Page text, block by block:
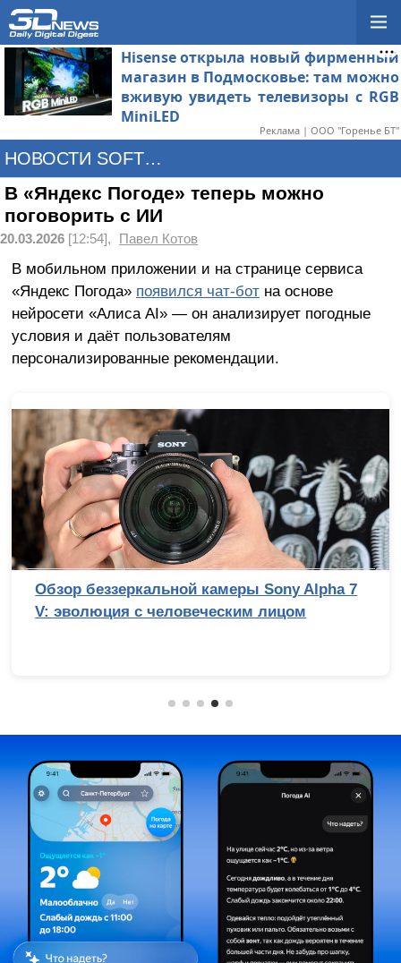
Hisense открыла новый фирменный
магазин в Подмосковье: там можно
вживую увидеть телевизоры с RGB
MiniLED
Реклама | ООО "Горенье БТ"
НОВОСТИ SOFTWARE
В «Яндекс Погоде» теперь можно
поговорить с ИИ
20.03.2026 [12:54], Павел Котов
В мобильном приложении и на странице сервиса
«Яндекс Погода» появился чат-ботна основе
нейросети «Алиса AI» — он анализирует погодные
условия и даёт пользователям
персонализированные рекомендации.
Обзор беззеркальной камеры Sony Alpha 7
V: эволюция с человеческим лицом